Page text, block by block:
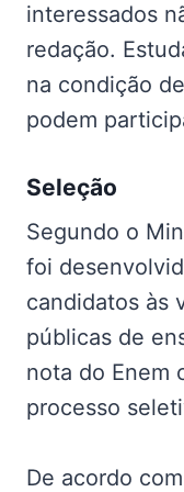
interessados
redação.
na condição
podem
Seleção
Segundo o
foi
candidatos às
públicas de
nota do Enem
processo
De acordo